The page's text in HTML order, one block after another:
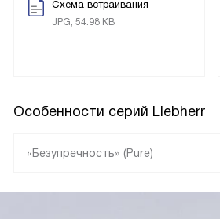
Схема встраивания
JPG, 54.98 KB
Особенности серий Liebherr
«Безупречность» (Pure)